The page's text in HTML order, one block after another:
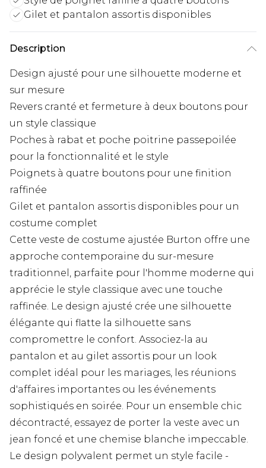
Gilet et pantalon assortis disponibles
Description
Design ajusté pour une silhouette moderne et
sur mesure
Revers cranté et fermeture à deux boutons pour
un style classique
Poches à rabat et poche poitrine passepoilée
pour la fonctionnalité et le style
Poignets à quatre boutons pour une finition
raffinée
Gilet et pantalon assortis disponibles pour un
costume complet
Cette veste de costume ajustée Burton offre une
approche contemporaine du sur-mesure
traditionnel, parfaite pour l'homme moderne qui
apprécie le style classique avec une touche
raffinée. Le design ajusté crée une silhouette
élégante qui flatte la silhouette sans
compromettre le confort. Associez-la au
pantalon et au gilet assortis pour un look
complet idéal pour les mariages, les réunions
d'affaires importantes ou les événements
sophistiqués en soirée. Pour un ensemble chic
décontracté, essayez de porter la veste avec un
jean foncé et une chemise blanche impeccable.
Le design polyvalent permet un style facile -